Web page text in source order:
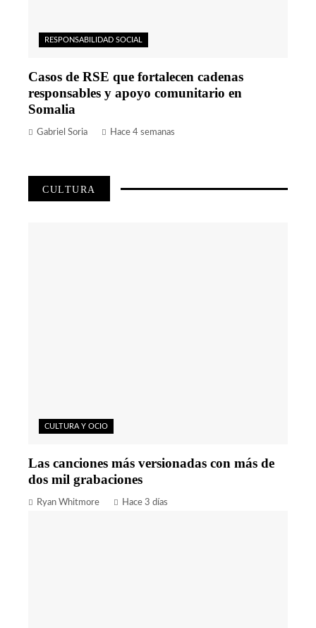
RESPONSABILIDAD SOCIAL
Casos de RSE que fortalecen cadenas
responsables y apoyo comunitario en
Somalia
Gabriel Soria Hace 4 semanas
CULTURA
CULTURA Y OCIO
Las canciones más versionadas con más de
dos mil grabaciones
Ryan Whitmore Hace 3 días